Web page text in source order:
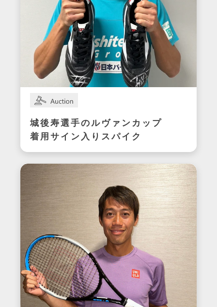
城後寿選手のルヴァンカップ
着用サイン入りスパイク